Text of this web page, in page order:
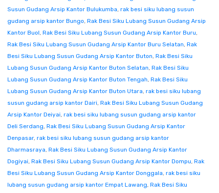
Susun Gudang Arsip Kantor Bulukumba, rak besi siku lubang susun
gudang arsip kantor Bungo, Rak Besi Siku Lubang Susun Gudang Arsip
Kantor Buol, Rak Besi Siku Lubang Susun Gudang Arsip Kantor Buru,
Rak Besi Siku Lubang Susun Gudang Arsip Kantor Buru Selatan, Rak
Besi Siku Lubang Susun Gudang Arsip Kantor Buton, Rak Besi Siku
Lubang Susun Gudang Arsip Kantor Buton Selatan, Rak Besi Siku
Lubang Susun Gudang Arsip Kantor Buton Tengah, Rak Besi Siku
Lubang Susun Gudang Arsip Kantor Buton Utara, rak besi siku lubang
susun gudang arsip kantor Dairi, Rak Besi Siku Lubang Susun Gudang
Arsip Kantor Deiyai, rak besi siku lubang susun gudang arsip kantor
Deli Serdang, Rak Besi Siku Lubang Susun Gudang Arsip Kantor
Denpasar, rak besi siku lubang susun gudang arsip kantor
Dharmasraya, Rak Besi Siku Lubang Susun Gudang Arsip Kantor
Dogiyai, Rak Besi Siku Lubang Susun Gudang Arsip Kantor Dompu, Rak
Besi Siku Lubang Susun Gudang Arsip Kantor Donggala, rak besi siku
lubang susun gudang arsip kantor Empat Lawang, Rak Besi Siku